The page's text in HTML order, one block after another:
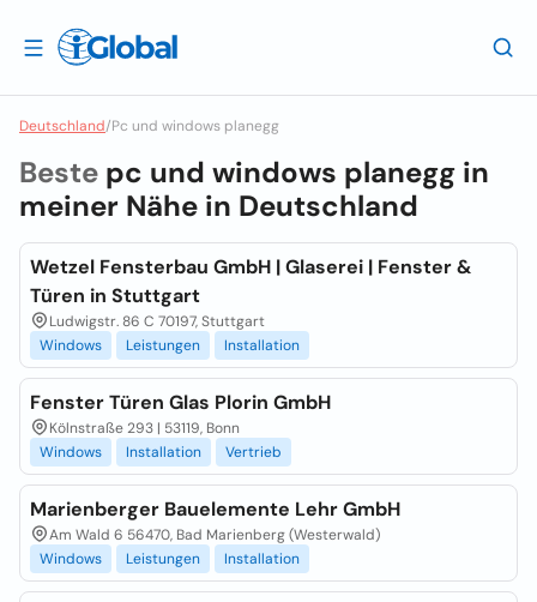
Deutschland/Pc und windows planegg
Beste pc und windows planegg in
meiner Nähe in Deutschland
Wetzel Fensterbau GmbH | Glaserei | Fenster &
Türen in Stuttgart
Ludwigstr. 86 C 70197, Stuttgart
Windows
Leistungen Installation
Fenster Türen Glas Plorin GmbH
Kölnstraße 293 | 53119, Bonn
Windows
Installation Vertrieb
Marienberger Bauelemente Lehr GmbH
Am Wald 6 56470, Bad Marienberg (Westerwald)
Windows
Leistungen Installation